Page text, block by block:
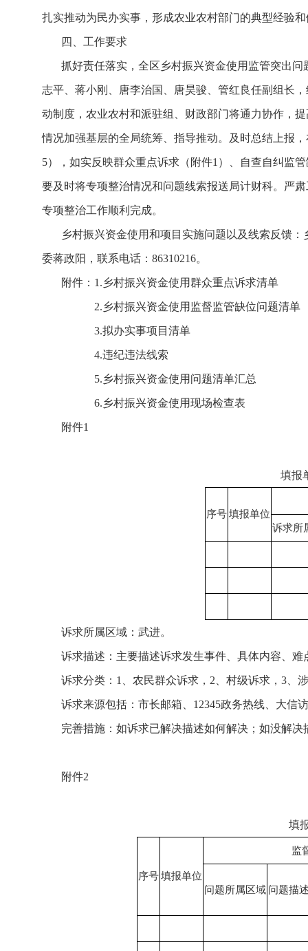
扎实推动为民办实事，形成农业农村部门的典型经验
四、工作要求
抓好责任落实，全区乡村振兴资金使用监管突出
志平、蒋小刚、唐李治国、唐昊骏、管红良任副组长
动制度，农业农村和派驻组、财政部门将通力协作，
情况加强基层的全局统筹、指导推动。及时总结上报
5），如实反映群众重点诉求（附件1）、自查自纠监
要及时将专项整治情况和问题线索报送局计财科。严
专项整治工作顺利完成。
乡村振兴资金使用和项目实施问题以及线索反馈
委蒋政阳，联系电话：86310216。
附件： 1.乡村振兴资金使用群众重点诉求清单
2.乡村振兴资金使用监督监管缺位问题清单
3.拟办实事项目清单
4.违纪违法线索
5.乡村振兴资金使用问题清单汇总
6.乡村振兴资金使用现场检查表
附件1
填报
序号 填报单位
诉求所
诉求所属区域：武进。
诉求描述：主要描述诉求发生事件、具体内容、
诉求分类： 1、农民群众诉求，2、村级诉求，3、
诉求来源包括：市长邮箱、 12345政务热线、大信
完善措施：如诉求已解决描述如何解决；如没解决
附件2
填
序号 填报单位
监
问题所属区域 问题描